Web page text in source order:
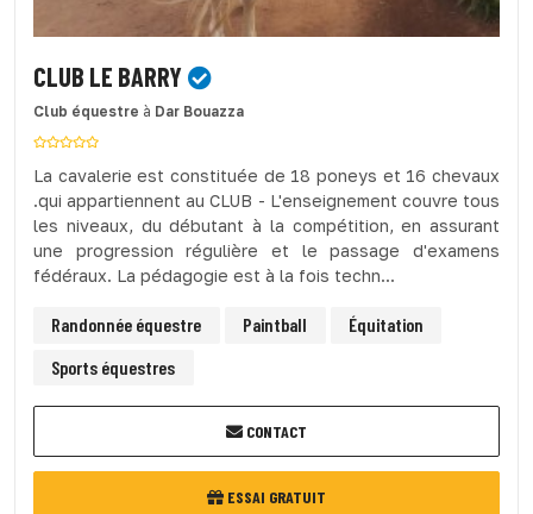
CLUB LE BARRY
Club équestre à Dar Bouazza
La cavalerie est constituée de 18 poneys et 16 chevaux
.qui appartiennent au CLUB - L'enseignement couvre tous
les niveaux, du débutant à la compétition, en assurant
une progression régulière et le passage d'examens
fédéraux. La pédagogie est à la fois techn...
Randonnée équestre Paintball
Équitation
Sports équestres
CONTACT
ESSAI GRATUIT